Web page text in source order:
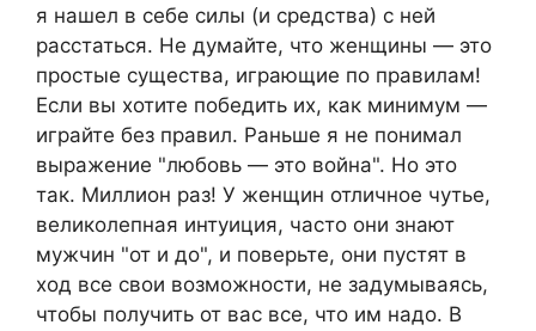
я нашел в себе силы (и средства) с ней
расстаться. Не думайте, что женщины — это
простые существа, играющие по правилам!
Если вы хотите победить их, как минимум —
играйте без правил. Раньше я не понимал
выражение "любовь — это война". Но это
так. Миллион раз! У женщин отличное чутье,
великолепная интуиция, часто они знают
мужчин "от и до", и поверьте, они пустят в
ход все свои возможности, не задумываясь,
чтобы получить от вас все, что им надо. В